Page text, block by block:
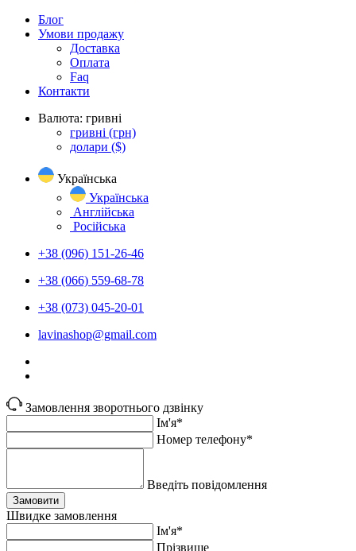
Блог
Умови продажу
Доставка
Оплата
Faq
Контакти
Валюта: гривні
гривні (грн)
долари ($)
Українська
Українська
Англійська
Російська
+38 (096) 151-26-46
+38 (066) 559-68-78
+38 (073) 045-20-01
lavinashop@gmail.com
Замовлення зворотнього дзвінку
Ім'я*
Номер телефону*
Введіть повідомлення
Замовити
Швидке замовлення
Ім'я*
Прiзвище